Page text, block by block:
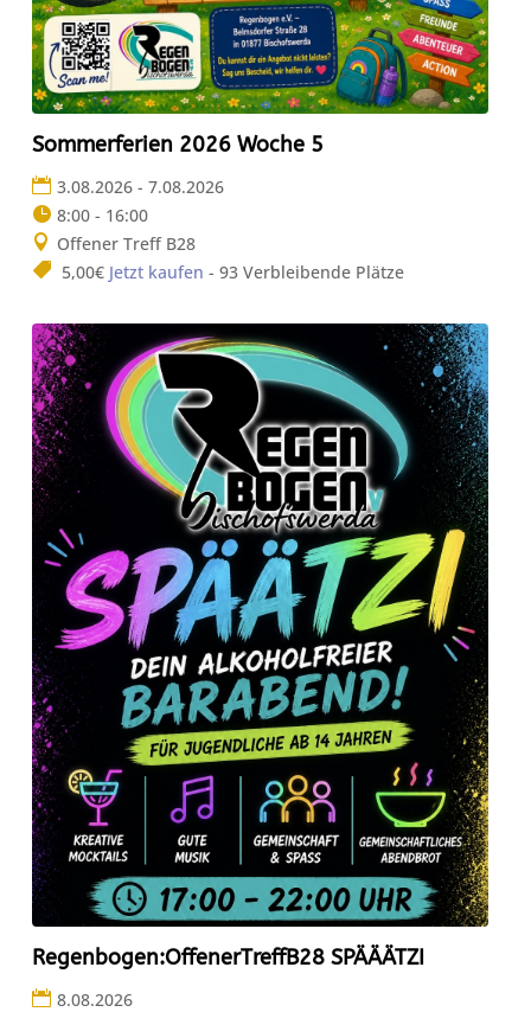
Sommerferien 2026 Woche 5
3.08.2026 - 7.08.2026
8:00 - 16:00
Offener Treff B28
5,00€ Jetzt kaufen - 93 Verbleibende Plätze
Regenbogen:OffenerTreffB28 SPÄÄÄTZI
8.08.2026